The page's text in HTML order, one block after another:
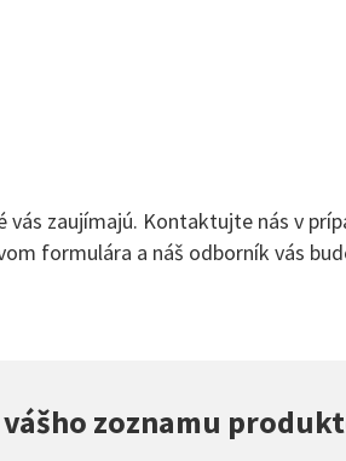
zaujímajú. Kontaktujte nás v
formulára a náš odborník vás
zoznamu